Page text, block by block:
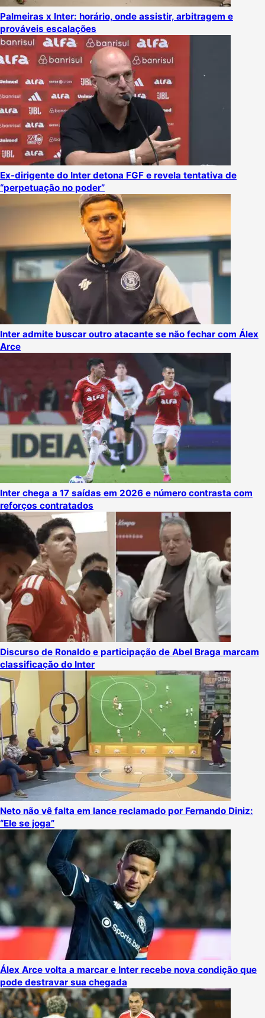
Palmeiras x Inter: horário, onde assistir, arbitragem e
prováveis escalações
Ex-dirigente do Inter detona FGF e revela tentativa de
“perpetuação no poder”
Inter admite buscar outro atacante se não fechar com Álex
Arce
Inter chega a 17 saídas em 2026 e número contrasta com
reforços contratados
Discurso de Ronaldo e participação de Abel Braga marcam
classificação do Inter
Neto não vê falta em lance reclamado por Fernando Diniz:
“Ele se joga”
Álex Arce volta a marcar e Inter recebe nova condição que
pode destravar sua chegada